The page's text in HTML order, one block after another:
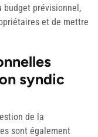
budget prévisionnel,
et de mettre
syndic
de la
sont également